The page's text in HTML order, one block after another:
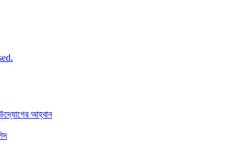
উদ্যোগের আহ্বান